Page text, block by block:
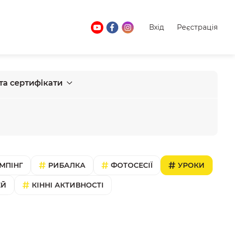
Вхід Реєстрація
сертифікати
РИБАЛКА ФОТОСЕСІЇ УРОКИ
КІННІ АКТИВНОСТІ